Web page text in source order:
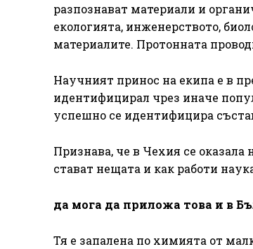
разпознават материали и
екологията, инженерството,
материалите. Протонната
Научният принос на екипа е в
идентифицирал чрез иначе
успешно се идентифицира
Признава, че в Чехия се
стават нещата и как работи
да мога да приложа това и в
Тя е запалена по химията от